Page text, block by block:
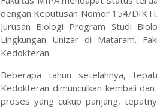
dengan Keputusan Nomor 154/
Jurusan Biologi Program Studi
Lingkungan Unizar di Mataram.
Kedokteran.
Beberapa tahun setelahnya,
Kedokteran dimunculkan kembali
proses yang cukup panjang,